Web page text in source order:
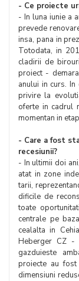
- Ce proiecte
- In luna iunie a
prevede
insa, pana in
Totodata, in
cladirii de
proiect -
anului in curs.
privire la
oferte in cadrul
momentan in
- Care a fost
recesiunii?
- In ultimii doi
atat in zone
tarii,
dificile de
toate
centrale pe
cealalta in
Heberger CZ
gazduieste
proiecte au fost
dimensiuni